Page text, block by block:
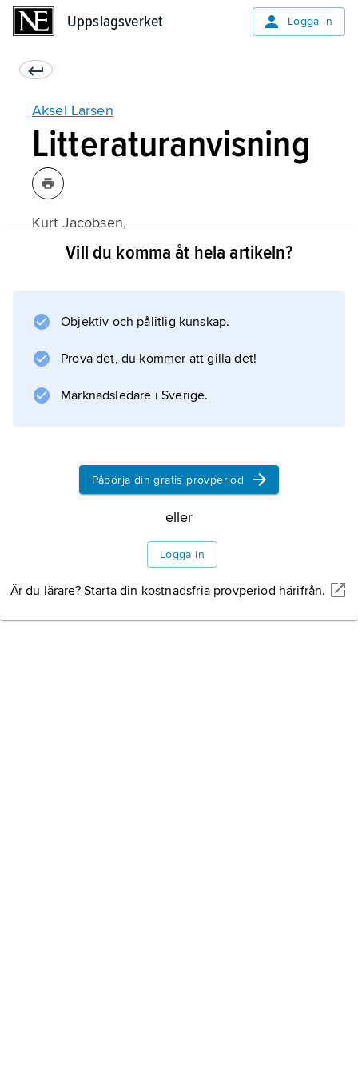
Uppslagsverket Logga in
Aksel Larsen
Litteraturanvisning
Kurt Jacobsen,
Aksel Larsen: En politisk biografi
Vill du komma åt hela artikeln?
Objektiv och pålitlig kunskap.
Prova det, du kommer att gilla det!
Marknadsledare i Sverige.
Påbörja din gratis provperiod
eller
Logga in
Är du lärare? Starta din kostnadsfria provperiod härifrån.